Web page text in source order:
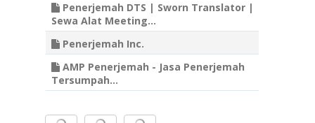
Penerjemah DTS | Sworn Translator |
Sewa Alat Meeting...
Penerjemah Inc.
AMP Penerjemah - Jasa Penerjemah
Tersumpah...